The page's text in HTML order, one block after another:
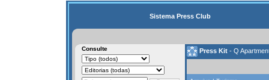
Sistema Press Club
Consulte Press Kit - Q